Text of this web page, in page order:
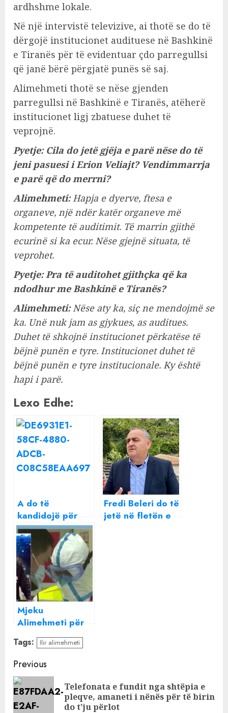
ardhshme lokale.
Në një intervistë televizive, ai thotë se do të
dërgojë institucionet audituese në Bashkinë
e Tiranës për të evidentuar çdo parregullsi
që janë bërë përgjatë punës së saj.
Alimehmeti thotë se nëse gjenden
parregullsi në Bashkinë e Tiranës, atëherë
institucionet ligj zbatuese duhet të
veprojnë.
Pyetje: Cila do jetë gjëja e parë nëse do të
jeni pasuesi i Erion Veliajt? Vendimmarrja
e parë që do merrni?
Alimehmeti:Hapja e dyerve, ftesa e
organeve, një ndër katër organeve më
kompetente të auditimit. Të marrin gjithë
ecurinë si ka ecur. Nëse gjejnë situata, të
veprohet.
Pyetje: Pra të auditohet gjithçka që ka
ndodhur me Bashkinë e Tiranës?
Alimehmeti:Nëse aty ka, siç ne mendojmë se
ka. Unë nuk jam as gjykues, as auditues.
Duhet të shkojnë institucionet përkatëse të
bëjnë punën e tyre. Institucionet duhet të
bëjnë punën e tyre institucionale. Ky është
hapi i parë.
Lexo Edhe:
A do të
kandidojë për
Bashkinë e
Tiranës? Belinda
Balluku zbulon
për herë të parë
lidhjen personale
me Veliajn
Fredi Beleri do të
jetë në fletën e
Mjeku
Alimehmeti për
virusin “e ri”
kinez: Ngjan me
gripin dhe
ndodhet kudo…
Tags: Ilir alimehmeti
Continue
Reading
Previous
Telefonata e fundit nga shtëpia e
pleqve, amaneti i nënës për të birin
do t’ju përlot